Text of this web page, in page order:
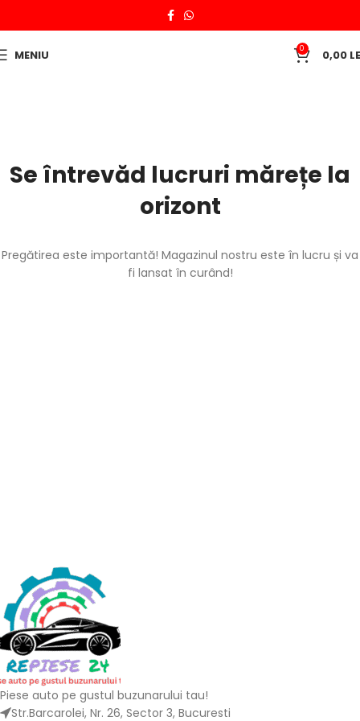
MENIU 0 0,00
Se întrevăd lucruri mărețe la
orizont
Pregătirea este importantă! Magazinul nostru este în lucru și va
fi lansat în curând!
Piese auto pe gustul buzunarului tau!
Str.Barcarolei, Nr. 26, Sector 3, Bucuresti